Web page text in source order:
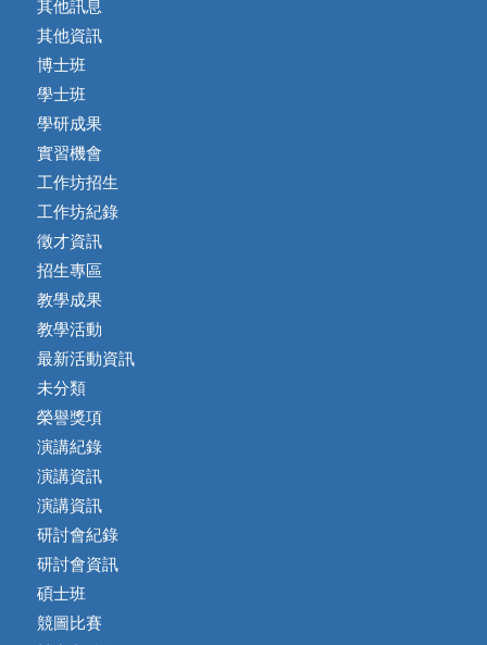
其他訊息
其他資訊
博士班
學士班
學研成果
實習機會
工作坊招生
工作坊紀錄
徵才資訊
招生專區
教學成果
教學活動
最新活動資訊
未分類
榮譽獎項
演講紀錄
演講資訊
演講資訊
研討會紀錄
研討會資訊
碩士班
競圖比賽